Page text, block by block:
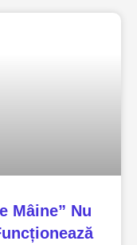
Mâine” Nu